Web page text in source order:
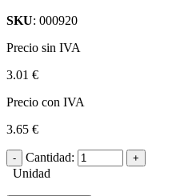
SKU: 000920
Precio sin IVA
3.01 €
Precio con IVA
3.65 €
Cantidad:
Unidad